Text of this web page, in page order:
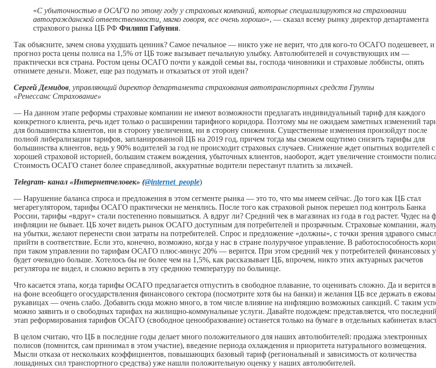
«С убыточностью в ОСАГО по этому году у страховых компаний, которые специализируются на страховании
автогражданской ответственности, мягко говоря, все очень хорошо», — сказал всему рынку директор департамента
страхового рынка ЦБ РФ Филипп Габуния.
Так объясните, зачем снова ухудшать ценник? Самое печальное — никто уже не верит, что для кого-то ОСАГО подешевеет, и
прогноз роста цены полиса на 1,5% от ЦБ тоже вызывает печальную улыбку. Автолюбителей и сочувствующих им —
практически вся страна. Ростом цены ОСАГО почти у каждой семьи вы, господа чиновники и страховые лоббисты, опять
отнимете деньги. Может, еще раз подумать и отказаться от этой идеи?
Сергей Демидов , управляющий директор департамента страхования автотранспортных средств Группы
«Ренессанс Страхование»
— На данном этапе реформы страховые компании не имеют возможности предлагать индивидуальный тариф для каждого
конкретного клиента, речь идет только о расширении тарифного коридора. Поэтому мы не ожидаем заметных изменений
для большинства клиентов, ни в сторону увеличения, ни в сторону снижения. Существенные изменения произойдут после
полной либерализации тарифов, запланированной ЦБ на 2019 год, причем тогда мы сможем ощутимо снизить тарифы для
большинства клиентов, ведь у 90% водителей за год не происходит страховых случаев. Снижение ждет опытных водителей с
хорошей страховой историей, большим стажем вождения, убыточных клиентов, наоборот, ждет увеличение стоимости
Стоимость ОСАГО станет более справедливой, аккуратные водители перестанут платить за лихачей.
Telegram- канал «Интернетчеловек» (@internet_people)
— Нарушение баланса спроса и предложения в этом сегменте рынка — это то, что мы имеем сейчас. До того как ЦБ стал
мегарегулятором, тарифы ОСАГО практически не менялись. После того как страховой рынок перешел под контроль Банка
России, тарифы «вдруг» стали постепенно повышаться. А вдруг ли? Средний чек в магазинах из года в год растет. Чудес на
инфляции не бывает. ЦБ хочет видеть рынок ОСАГО доступным для потребителей и прозрачным. Страховые компании,
на убытки, желают перенести свои затраты на потребителей. Спрос и предложение «должны», с точки зрения здравого
прийти в соответствие. Если это, конечно, возможно, когда у нас в стране полуручное управление. В работоспособность
при таком управлении по тарифам ОСАГО плюс-минус 20% — верится. При этом средний чек у потребителей финансовых
будет очевидно больше. Хотелось бы не более чем на 1,5%, как рассказывает ЦБ, впрочем, никто этих актуарных расчетов
регулятора не видел, и сложно верить в эту среднюю температуру по больнице.
Что касается этапа, когда тарифы ОСАГО предлагается отпустить в свободное плавание, то оценивать сложно. Да и верится
на фоне всеобщего огосударствления финансового сектора (посмотрите хотя бы на банки) и желания ЦБ все держать в
рукавицах — очень слабо. Добавить сюда можно много, в том числе влияние на инфляцию возможных санкций. С таким
можно заявить и о свободных тарифах на жилищно-коммунальные услуги. Давайте подождем: представляется, что последний
этап реформирования тарифов ОСАГО (свободное ценообразование) останется только на бумаге в отдельных кабинетах
В целом считаю, что ЦБ в последние годы делает много положительного для наших автолюбителей: продажа электронных
полисов (помнится, сам принимал в этом участие), введение периода охлаждения и приоритета натурального возмещения.
Мысли отказа от нескольких коэффициентов, повышающих базовый тариф (региональный и зависимость от количества
лошадиных сил транспортного средства) уже нашли положительную оценку у наших автолюбителей.